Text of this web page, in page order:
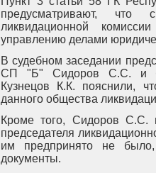
предусматривают, что
ликвидационной
управлению делами
В судебном заседании
СП "Б" Сидоров С.С. и
Кузнецов К.К. пояснили,
данного общества
Кроме того, Сидоров С.С.
председателя
им предпринято не было,
документы.